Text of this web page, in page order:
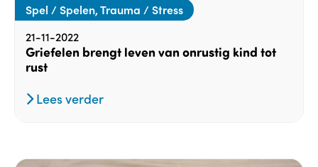
Spel / Spelen, Trauma / Stress
21-11-2022
Griefelen brengt leven van onrustig kind tot
rust
Lees verder